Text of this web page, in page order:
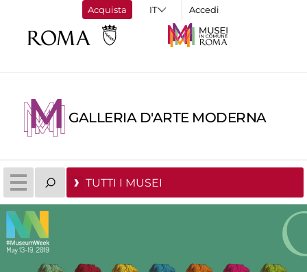
Acquista Accedi
GALLERIA D'ARTE MODERNA
TUTTI I MUSEI